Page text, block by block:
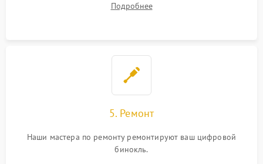
Подробнее
5. Ремонт
Наши мастера по ремонту ремонтируют ваш цифровой
бинокль.